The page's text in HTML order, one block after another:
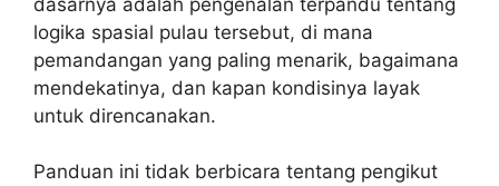
logika spasial pulau tersebut, di mana
pemandangan yang paling menarik, bagaimana
mendekatinya, dan kapan kondisinya layak
untuk direncanakan.
Panduan ini tidak berbicara tentang pengikut